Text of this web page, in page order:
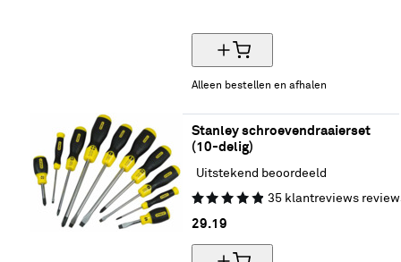
Alleen bestellen en afhalen
Stanley schroevendraaierset
(10-delig)
Uitstekend beoordeeld
35 klantreviews
29.19